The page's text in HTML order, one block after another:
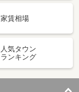
家賃相場
人気タウン
ランキング